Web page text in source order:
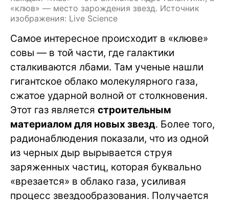
«клюв» — место зарождения звезд. Источник
изображения: Live Science
Самое интересное происходит в «клюве»
совы — в той части, где галактики
сталкиваются лбами. Там ученые нашли
гигантское облако молекулярного газа,
сжатое ударной волной от столкновения.
Этот газ является строительным
материалом для новых звезд. Более того,
радионаблюдения показали, что из одной
из черных дыр вырывается струя
заряженных частиц, которая буквально
«врезается» в облако газа, усиливая
процесс звездообразования. Получается